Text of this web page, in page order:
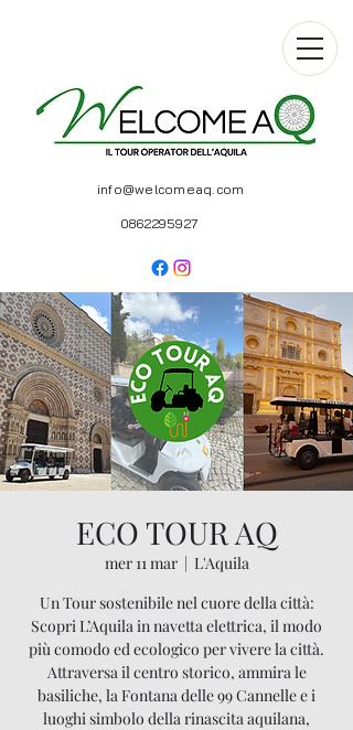
info@welcomeaq.com
0862295927
ECO TOUR AQ
mer 11 mar
  |
L'Aquila
Un Tour sostenibile nel cuore della città:
Scopri L’Aquila in navetta elettrica, il modo
più comodo ed ecologico per vivere la città.
Attraversa il centro storico, ammira le
basiliche, la Fontana delle 99 Cannelle e i
luoghi simbolo della rinascita aquilana,